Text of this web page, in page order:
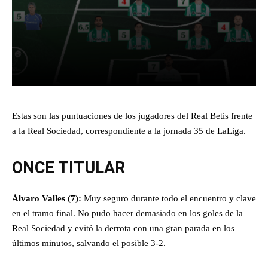
Estas son las puntuaciones de los jugadores del Real Betis frente
a la Real Sociedad, correspondiente a la jornada 35 de LaLiga.
ONCE TITULAR
Álvaro Valles (7): Muy seguro durante todo el encuentro y clave
en el tramo final. No pudo hacer demasiado en los goles de la
Real Sociedad y evitó la derrota con una gran parada en los
últimos minutos, salvando el posible 3-2.